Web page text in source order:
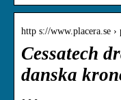
http s://www.placera.se ›
Cessatech
danska